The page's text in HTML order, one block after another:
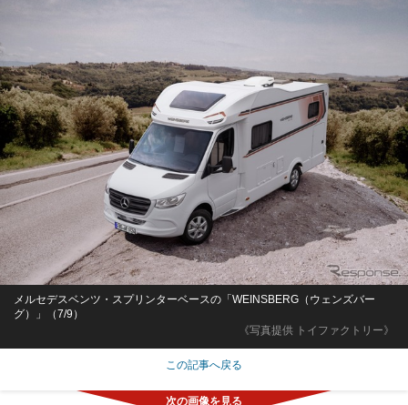
《写真提供 トイファクトリー》
メルセデスベンツ・スプリンターベースの「WEINSBERG（ウェンズバー
グ）」（7/9）
この記事へ戻る